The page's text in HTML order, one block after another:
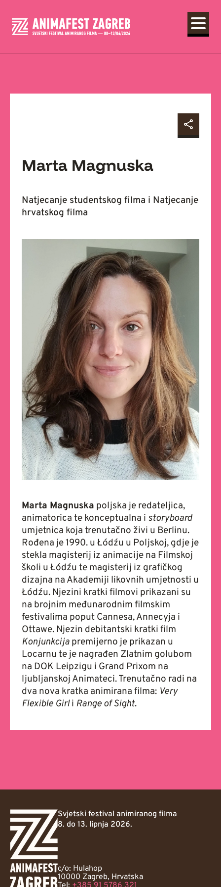
Marta Magnuska
Natjecanje studentskog filma i Natjecanje
hrvatskog filma
Marta Magnuska poljska je redateljica,
animatorica te konceptualna i storyboard
umjetnica koja trenutačno živi u Berlinu.
Rođena je 1990. u Łódźu u Poljskoj, gdje je
stekla magisterij iz animacije na Filmskoj
školi u Łódźu te magisterij iz grafičkog
dizajna na Akademiji likovnih umjetnosti u
Łódźu. Njezini kratki filmovi prikazani su
na brojnim međunarodnim filmskim
festivalima poput Cannesa, Annecyja i
Ottawe. Njezin debitantski kratki film
Konjunkcija premijerno je prikazan u
Locarnu te je nagrađen Zlatnim golubom
na DOK Leipzigu i Grand Prixom na
ljubljanskoj Animateci. Trenutačno radi na
dva nova kratka animirana filma: Very
Flexible Girli Range of Sight.
Svjetski festival animiranog filma
8. do 13. lipnja 2026.
c/o: Hulahop
10000 Zagreb, Hrvatska